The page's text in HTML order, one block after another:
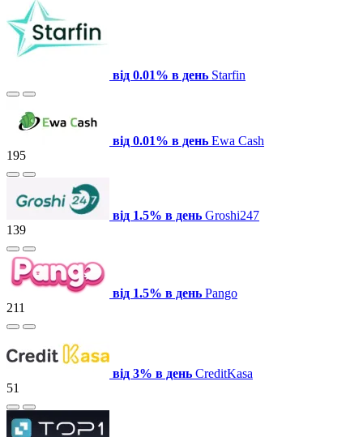
від 0.01% в день Starfin
від 0.01% в день Ewa Cash
195
від 1.5% в день Groshi247
139
від 1.5% в день Pango
211
від 3% в день СreditKasa
51